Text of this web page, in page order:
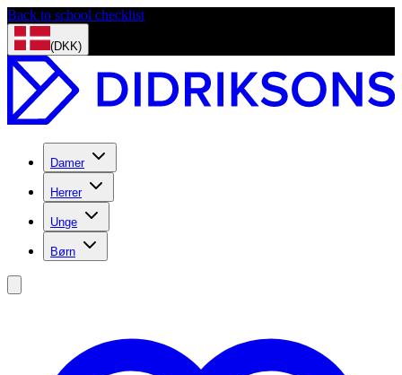
Back to school checklist
(DKK)
Damer
Herrer
Unge
Børn